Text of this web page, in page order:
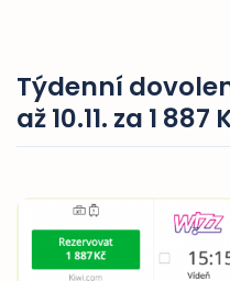
Týdenní
až 10.11. za 1 887